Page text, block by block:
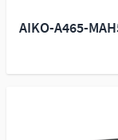
AIKO-A465-